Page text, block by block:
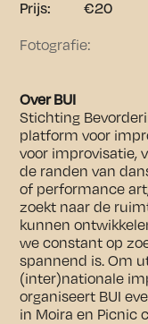
Prijs:
€20
Fotografie:
Over BUI
Stichting
platform voor
voor improvisatie,
de randen van
of performance
zoekt naar de
kunnen
we constant op
spannend is. Om
(inter)nationale
organiseert BUI
in Moira en Picnic